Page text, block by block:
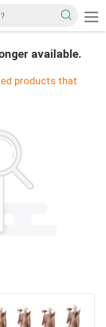
available.
products that